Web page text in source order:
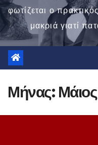
φωτίζεται ο
μακριά γιατί
Μήνας: